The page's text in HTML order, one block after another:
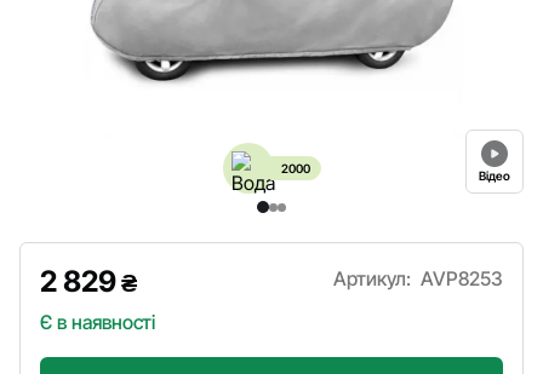
2000 Відео
2 829₴
Є в наявності
Артикул: AVP8253